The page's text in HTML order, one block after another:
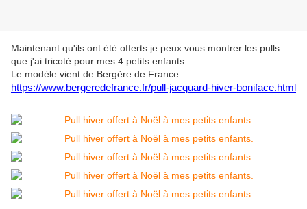
Maintenant qu'ils ont été offerts je peux vous montrer les pulls
que j'ai tricoté pour mes 4 petits enfants.
Le modèle vient de Bergère de France :
https://www.bergeredefrance.fr/pull-jacquard-hiver-boniface.html